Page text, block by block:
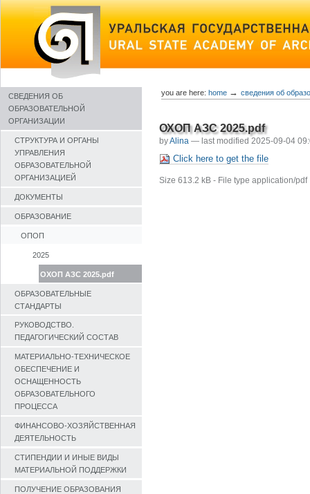
Skip
to
СВЕДЕНИЯ ОБ
ОБРАЗОВАТЕЛЬНОЙ
ОРГАНИЗАЦИИ
СТРУКТУРА И ОРГАНЫ
УПРАВЛЕНИЯ
ОБРАЗОВАТЕЛЬНОЙ
ОРГАНИЗАЦИЕЙ
ДОКУМЕНТЫ
ОБРАЗОВАНИЕ
ОПОП
2025
ОХОП АЗС 2025.pdf
ОБРАЗОВАТЕЛЬНЫЕ
СТАНДАРТЫ
РУКОВОДСТВО.
ПЕДАГОГИЧЕСКИЙ СОСТАВ
МАТЕРИАЛЬНО-ТЕХНИЧЕСКОЕ
ОБЕСПЕЧЕНИЕ И
ОСНАЩЕННОСТЬ
ОБРАЗОВАТЕЛЬНОГО
ПРОЦЕССА
ФИНАНСОВО-ХОЗЯЙСТВЕННАЯ
ДЕЯТЕЛЬНОСТЬ
СТИПЕНДИИ И ИНЫЕ ВИДЫ
МАТЕРИАЛЬНОЙ ПОДДЕРЖКИ
ПОЛУЧЕНИЕ ОБРАЗОВАНИЯ
you are here: home → сведения об
ОХОП АЗС 2025.pdf
byAlina — last modified2025-09-04
Click here to get the file
Size613.2 kB - File typeapplication/pdf